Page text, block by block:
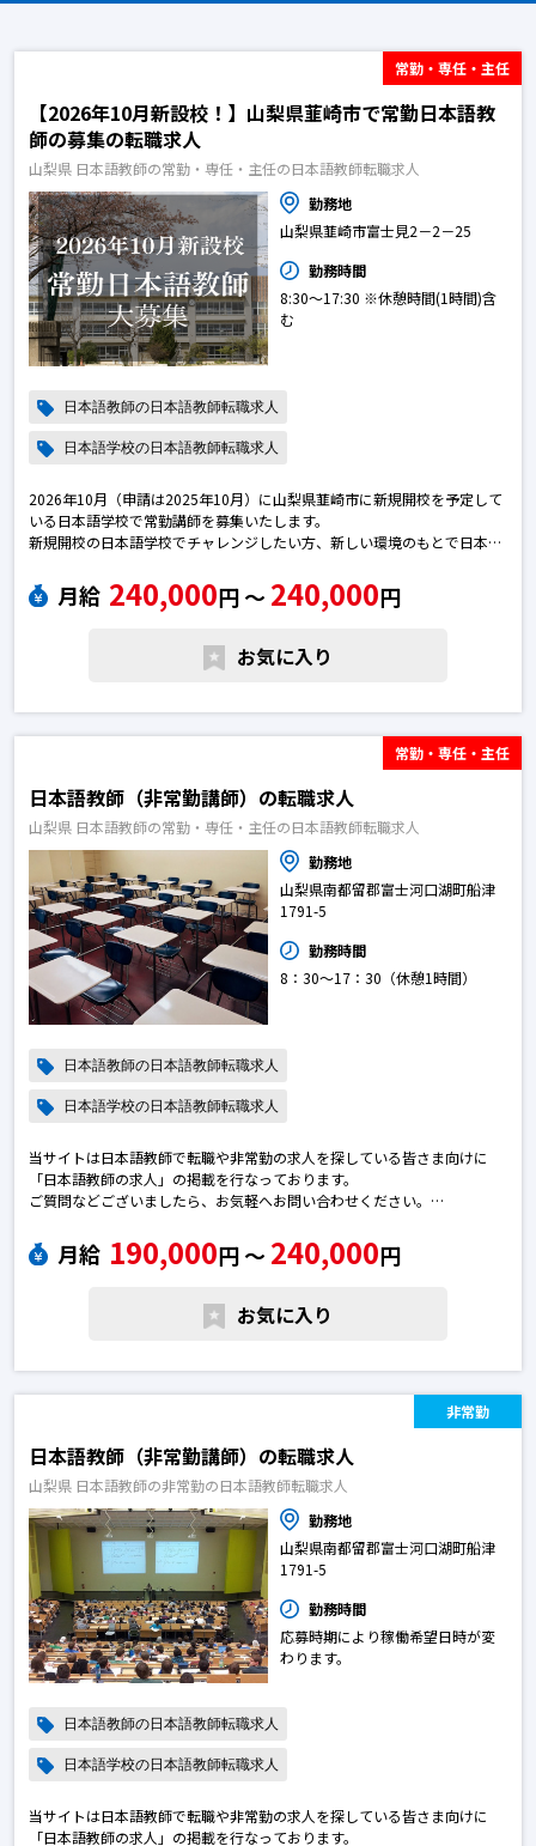
常勤・専任・主任
【2026年10月新設校！】山梨県韮崎市で常勤日本語教
師の募集の転職求人
山梨県 日本語教師の常勤・専任・主任の日本語教師転職求人
勤務地
山梨県韮崎市富士見2－2－25
勤務時間
8:30～17:30 ※休憩時間(1時間)含
む
日本語教師の日本語教師転職求人
日本語学校の日本語教師転職求人
2026年10月（申請は2025年10月）に山梨県韮崎市に新規開校を予定して
いる日本語学校で常勤講師を募集いたします。
新規開校の日本語学校でチャレンジしたい方、新しい環境のもとで日本語
師の転職求人
月給 240,000円 〜 240,000円
お気に入り
常勤・専任・主任
日本語教師（非常勤講師）の転職求人
山梨県 日本語教師の常勤・専任・主任の日本語教師転職求人
勤務地
山梨県南都留郡富士河口湖町船津
1791-5
勤務時間
8：30〜17：30（休憩1時間）
日本語教師の日本語教師転職求人
日本語学校の日本語教師転職求人
当サイトは日本語教師で転職や非常勤の求人を探している皆さま向けに
「日本語教師の求人」の掲載を行なっております。
ご質問などございましたら、お気軽へお問い合わせください。
※求人によっては募集が終了している場合がございます。予めご了承下さ
い。日本語教師の転職求人
月給 190,000円 〜 240,000円
お気に入り
非常勤
日本語教師（非常勤講師）の転職求人
山梨県 日本語教師の非常勤の日本語教師転職求人
勤務地
山梨県南都留郡富士河口湖町船津
1791-5
勤務時間
応募時期により稼働希望日時が変
わります。
日本語教師の日本語教師転職求人
日本語学校の日本語教師転職求人
当サイトは日本語教師で転職や非常勤の求人を探している皆さま向けに
「日本語教師の求人」の掲載を行なっております。